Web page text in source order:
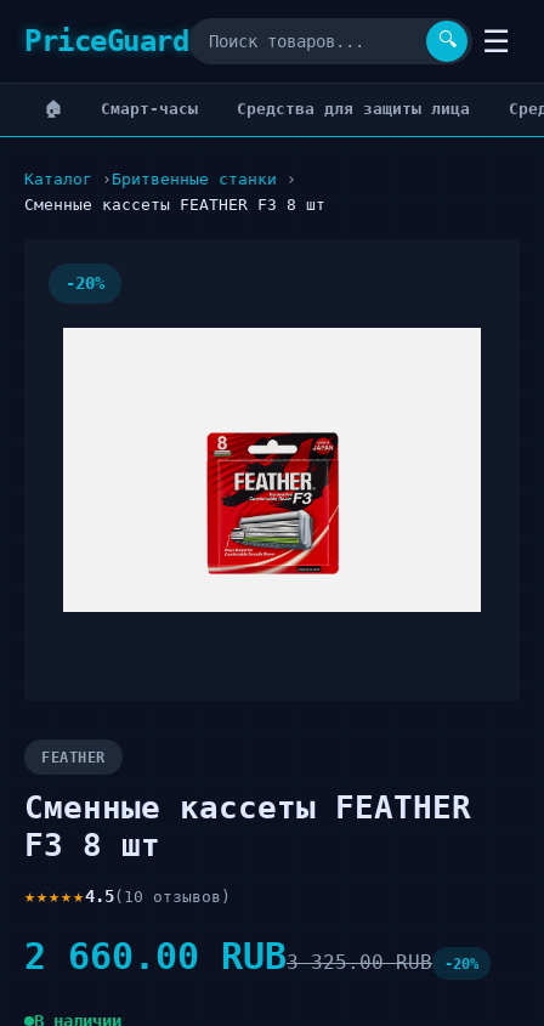
PriceGuard 🔍 ☰
🏠 Cмарт-часы Cредства для защиты лица
Каталог
Бритвенные станки
Сменные кассеты FEATHER F3 8 шт
-20%
FEATHER
Сменные кассеты FEATHER
F3 8 шт
★★★★★4.5(10 отзывов)
2 660.00 RUB3 325.00 RUB -20%
В наличии